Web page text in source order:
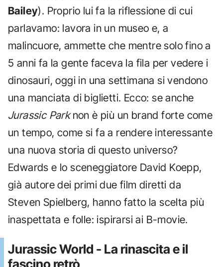
Bailey). Proprio lui fa la riflessione di cui
parlavamo: lavora in un museo e, a
malincuore, ammette che mentre solo fino a
5 anni fa la gente faceva la fila per vedere i
dinosauri, oggi in una settimana si vendono
una manciata di biglietti. Ecco: se anche
Jurassic Parknon è più un brand forte come
un tempo, come si fa a rendere interessante
una nuova storia di questo universo?
Edwards e lo sceneggiatore David Koepp,
già autore dei primi due film diretti da
Steven Spielberg, hanno fatto la scelta più
inaspettata e folle: ispirarsi ai B-movie.
Jurassic World - La rinascita e il